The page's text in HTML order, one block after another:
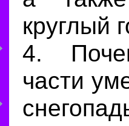
круглый
4.
части